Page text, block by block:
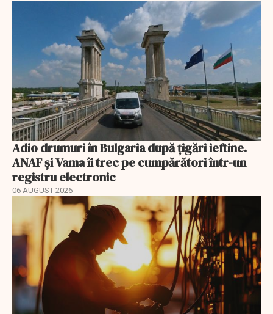
Adio drumuri în Bulgaria după țigări ieftine.
ANAF și Vama îi trec pe cumpărători într-un
registru electronic
06 AUGUST 2026